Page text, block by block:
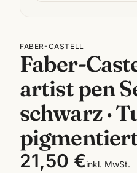
FABER-CASTELL
Faber-
artist pen
schwarz ·
21,50 €inkl. MwSt.